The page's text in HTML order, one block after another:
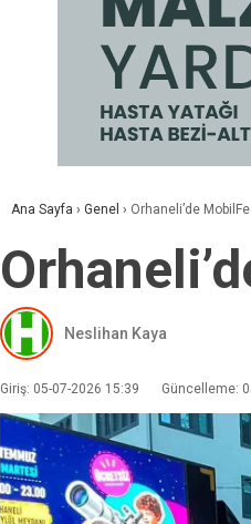
Ana Sayfa › Genel › Orhaneli’de
Neslihan Kaya
Giriş: 05-07-2026 15:39 Güncelleme: